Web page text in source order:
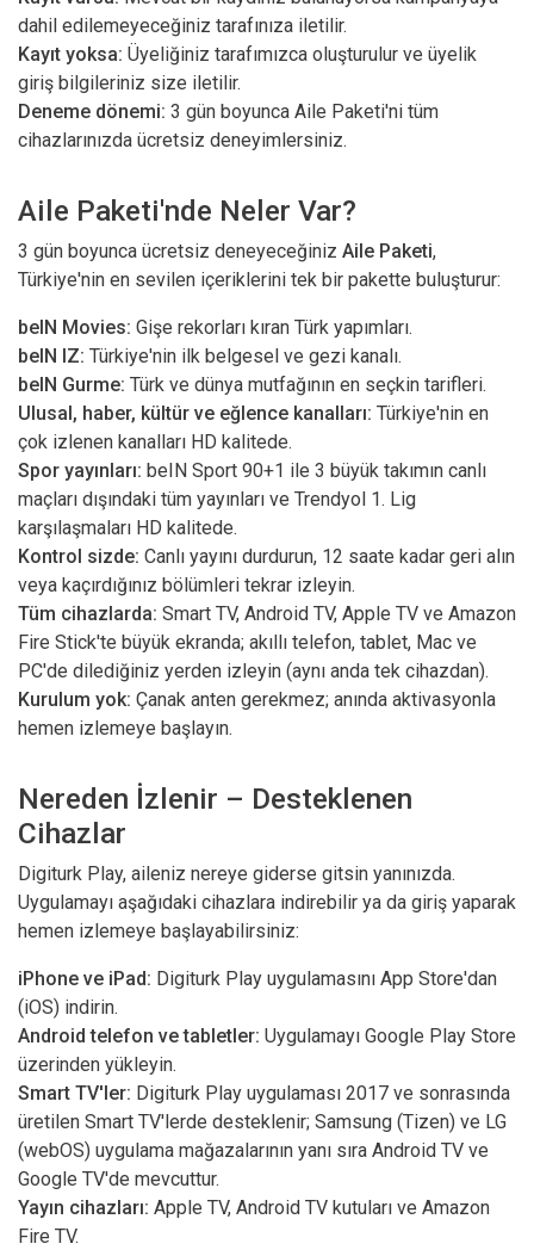
dahil edilemeyeceğiniz tarafınıza iletilir.
Kayıt yoksa: Üyeliğiniz tarafımızca oluşturulur ve üyelik
giriş bilgileriniz size iletilir.
Deneme dönemi: 3 gün boyunca Aile Paketi'ni tüm
cihazlarınızda ücretsiz deneyimlersiniz.
Aile Paketi'nde Neler Var?
3 gün boyunca ücretsiz deneyeceğiniz Aile Paketi,
Türkiye'nin en sevilen içeriklerini tek bir pakette buluşturur:
beIN Movies: Gişe rekorları kıran Türk yapımları.
beIN IZ: Türkiye'nin ilk belgesel ve gezi kanalı.
beIN Gurme: Türk ve dünya mutfağının en seçkin tarifleri.
Ulusal, haber, kültür ve eğlence kanalları: Türkiye'nin en
çok izlenen kanalları HD kalitede.
Spor yayınları: beIN Sport 90+1 ile 3 büyük takımın canlı
maçları dışındaki tüm yayınları ve Trendyol 1. Lig
karşılaşmaları HD kalitede.
Kontrol sizde: Canlı yayını durdurun, 12 saate kadar geri alın
veya kaçırdığınız bölümleri tekrar izleyin.
Tüm cihazlarda: Smart TV, Android TV, Apple TV ve Amazon
Fire Stick'te büyük ekranda; akıllı telefon, tablet, Mac ve
PC'de dilediğiniz yerden izleyin (aynı anda tek cihazdan).
Kurulum yok: Çanak anten gerekmez; anında aktivasyonla
hemen izlemeye başlayın.
Nereden İzlenir – Desteklenen
Cihazlar
Digiturk Play, aileniz nereye giderse gitsin yanınızda.
Uygulamayı aşağıdaki cihazlara indirebilir ya da giriş yaparak
hemen izlemeye başlayabilirsiniz:
iPhone ve iPad: Digiturk Play uygulamasını App Store'dan
(iOS) indirin.
Android telefon ve tabletler: Uygulamayı Google Play Store
üzerinden yükleyin.
Smart TV'ler: Digiturk Play uygulaması 2017 ve sonrasında
üretilen Smart TV'lerde desteklenir; Samsung (Tizen) ve LG
(webOS) uygulama mağazalarının yanı sıra Android TV ve
Google TV'de mevcuttur.
Yayın cihazları: Apple TV, Android TV kutuları ve Amazon
Fire TV.